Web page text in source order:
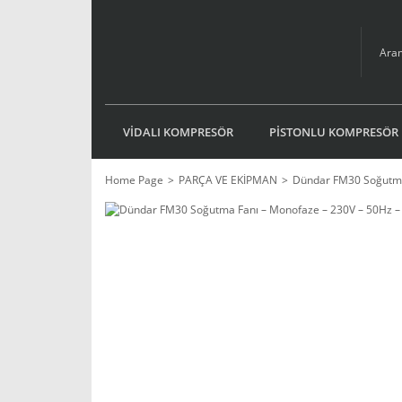
VİDALI KOMPRESÖR PİSTONLU KOMPRESÖR
Home Page PARÇA VE EKİPMAN
Dündar FM30